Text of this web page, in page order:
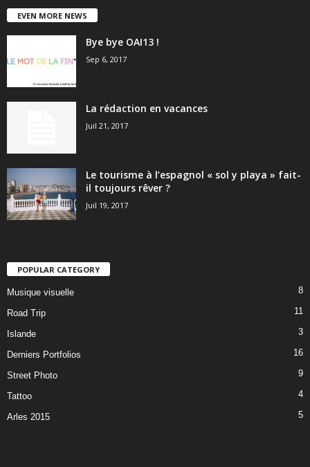
EVEN MORE NEWS
Bye bye OAI13 !
Sep 6, 2017
La rédaction en vacances
Juil 21, 2017
Le tourisme à l’espagnol « sol y playa » fait-
il toujours rêver ?
Juil 19, 2017
POPULAR CATEGORY
Musique visuelle 8
Road Trip 11
Islande 3
Derniers Portfolios 16
Street Photo 9
Tattoo 4
Arles 2015 5